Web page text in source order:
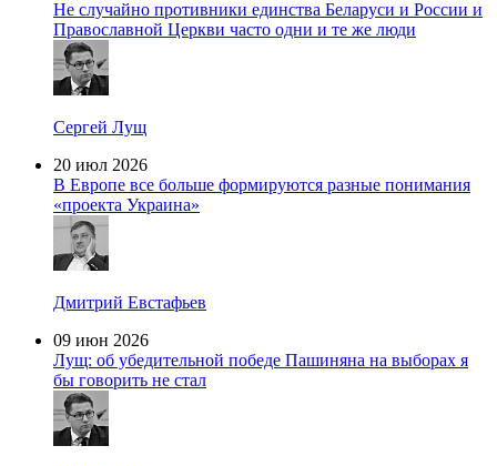
Не случайно противники единства Беларуси и России и
Православной Церкви часто одни и те же люди
Сергей Лущ
20 июл 2026
В Европе все больше формируются разные понимания
«проекта Украина»
Дмитрий Евстафьев
09 июн 2026
Лущ: об убедительной победе Пашиняна на выборах я
бы говорить не стал